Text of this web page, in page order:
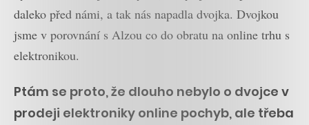
daleko před námi, a tak nás napadla dvojka. Dvojkou
jsme v porovnání s Alzou co do obratu na online trhu s
elektronikou.
Ptám se proto, že dlouho nebylo o dvojce v
prodeji elektroniky online pochyb, ale třeba